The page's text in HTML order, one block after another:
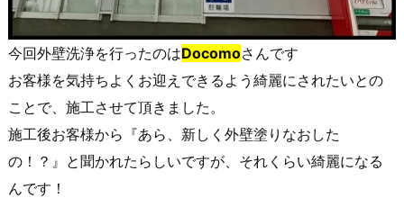
今回外壁洗浄を行ったのはDocomoさんです
お客様を気持ちよくお迎えできるよう綺麗にされたいとの
ことで、施工させて頂きました。
施工後お客様から『あら、新しく外壁塗りなおした
の！？』と聞かれたらしいですが、それくらい綺麗になる
んです！